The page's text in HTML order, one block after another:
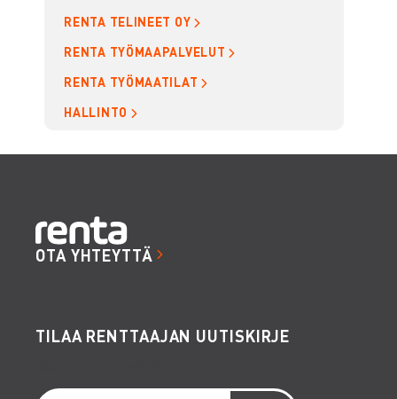
RENTA TELINEET OY
RENTA TYÖMAAPALVELUT
RENTA TYÖMAATILAT
HALLINTO
OTA YHTEYTTÄ
TILAA RENTTAAJAN UUTISKIRJE